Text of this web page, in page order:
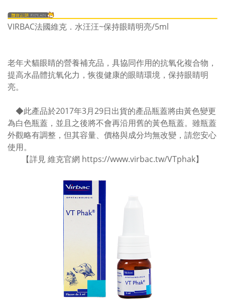
VIRBAC法國維克．水汪汪~保持眼睛明亮/5ml
老年犬貓眼睛的營養補充品，具協同作用的抗氧化複合物，
提高水晶體抗氧化力，恢復健康的眼睛環境，保持眼睛明
亮。
◆此產品於2017年3月29日出貨的產品瓶蓋將由黃色變更
為白色瓶蓋，並且之後將不會再沿用舊的黃色瓶蓋。雖瓶蓋
外觀略有調整，但其容量、價格與成分均無改變，請您安心
使用。
【詳見 維克官網 https://www.virbac.tw/VTphak】